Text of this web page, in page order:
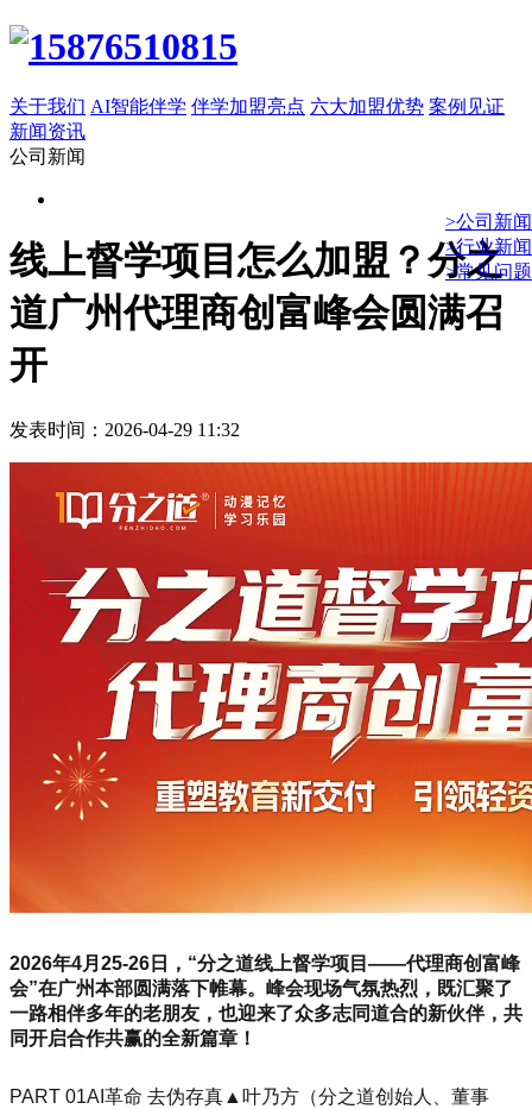
关于我们 AI智能伴学 伴学加盟亮点 六大加盟优势 案例见证
新闻资讯
公司新闻
>公司新闻
>行业新闻
>常见问题
线上督学项目怎么加盟？分之
道广州代理商创富峰会圆满召
开
发表时间：2026-04-29 11:32
2026年4月25-26日，“分之道线上督学项目——代理商创富峰
会”在广州本部圆满落下帷幕。峰会现场气氛热烈，既汇聚了
一路相伴多年的老朋友，也迎来了众多志同道合的新伙伴，共
同开启合作共赢的全新篇章！
PART 01AI革命 去伪存真▲叶乃方（分之道创始人、董事